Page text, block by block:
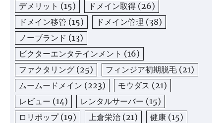
デメリット (15) ドメイン取得 (26)
ドメイン移管 (15) ドメイン管理 (38)
ノーブランド (13)
ビクターエンタテインメント (16)
ファクタリング (25) フィンジア初期脱毛 (21)
ムームードメイン (223) モウダス (21)
レビュー (14) レンタルサーバー (15)
ロリポップ(19) 上倉栄治 (21) 健康 (15)